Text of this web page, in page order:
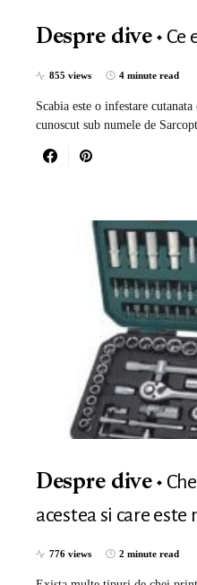
Despre dive Ce
855 views 4 minute read
Scabia este o infestare
cunoscut sub numele de
Despre dive
acestea si care
776 views 2 minute read